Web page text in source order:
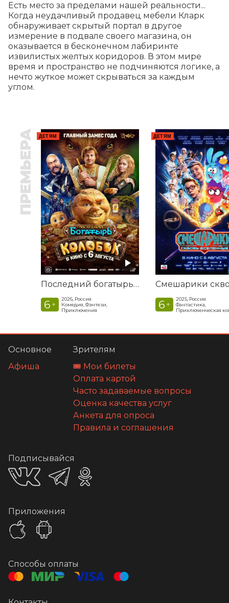
Есть место за пределами нашей реальности...
Когда неудачливый продавец мебели Кларк
обнаруживает скрытый портал в другое
измерение в подвале своего магазина, он
оказывается в бесконечном лабиринте
извилистых желтых коридоров. В этом мире
время и пространство не подчиняются логике, а
нечто жуткое может скрываться за каждым
углом.
ПРЕМЬЕРА ДЕТЯМ
Последний богатырь. Колобок
6 +
2026, Россия
Комедия, Фэнтези,
Приключения
ДЕТЯМ
6 +
2025, Россия
Фантастика,
Приключенческая
Основное
Афиша
Зрителям
🎟️ Мои билеты
Оплата картой
Часто задаваемые вопросы
Оценка качества услуг
Анкета для опроса
Правила и соглашения
Подписывайся
Приложения
Способы оплаты